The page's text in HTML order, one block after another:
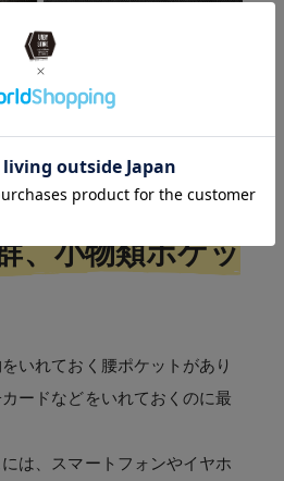
、小物類ポケッ
いれておく腰ポケットがあり
ードなどをいれておくのに最
は、スマートフォンやイヤホ